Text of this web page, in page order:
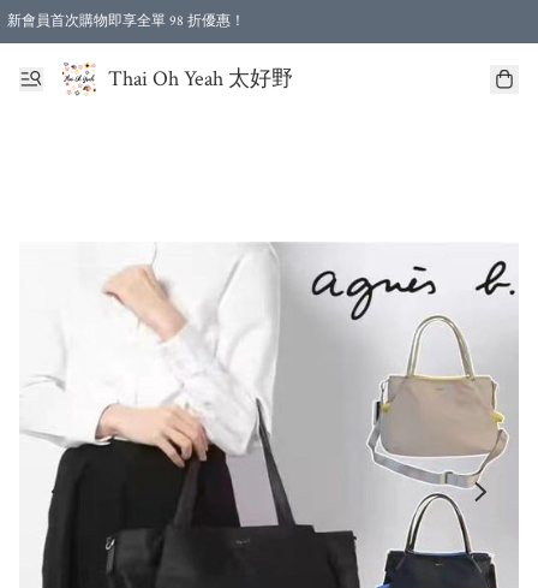
新會員首次購物即享全單 98 折優惠！
特選會員可享全單低至 96 折優惠！
Thai Oh Yeah 太好野